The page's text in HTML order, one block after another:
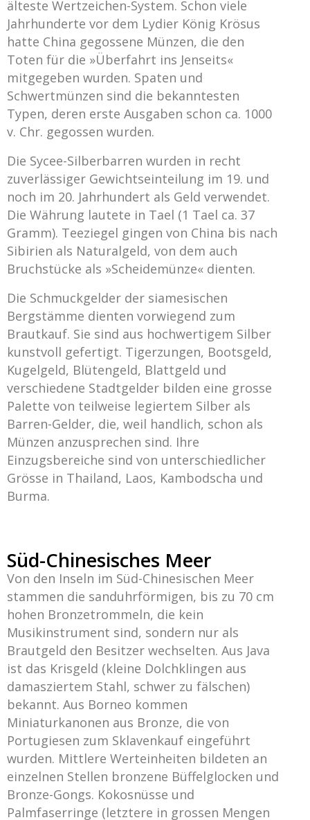
älteste Wertzeichen-System. Schon viele
Jahrhunderte vor dem Lydier König Krösus
hatte China gegossene Münzen, die den
Toten für die »Überfahrt ins Jenseits«
mitgegeben wurden. Spaten und
Schwertmünzen sind die bekanntesten
Typen, deren erste Ausgaben schon ca. 1000
v. Chr. gegossen wurden.
Die Sycee-Silberbarren wurden in recht
zuverlässiger Gewichtseinteilung im 19. und
noch im 20. Jahrhundert als Geld verwendet.
Die Währung lautete in Tael (1 Tael ca. 37
Gramm). Teeziegel gingen von China bis nach
Sibirien als Naturalgeld, von dem auch
Bruchstücke als »Scheidemünze« dienten.
Die Schmuckgelder der siamesischen
Bergstämme dienten vorwiegend zum
Brautkauf. Sie sind aus hochwertigem Silber
kunstvoll gefertigt. Tigerzungen, Bootsgeld,
Kugelgeld, Blütengeld, Blattgeld und
verschiedene Stadtgelder bilden eine grosse
Palette von teilweise legiertem Silber als
Barren-Gelder, die, weil handlich, schon als
Münzen anzusprechen sind. Ihre
Einzugsbereiche sind von unterschiedlicher
Grösse in Thailand, Laos, Kambodscha und
Burma.
Süd-Chinesisches Meer
Von den Inseln im Süd-Chinesischen Meer
stammen die sanduhrförmigen, bis zu 70 cm
hohen Bronzetrommeln, die kein
Musikinstrument sind, sondern nur als
Brautgeld den Besitzer wechselten. Aus Java
ist das Krisgeld (kleine Dolchklingen aus
damasziertem Stahl, schwer zu fälschen)
bekannt. Aus Borneo kommen
Miniaturkanonen aus Bronze, die von
Portugiesen zum Sklavenkauf eingeführt
wurden. Mittlere Werteinheiten bildeten an
einzelnen Stellen bronzene Büffelglocken und
Bronze-Gongs. Kokosnüsse und
Palmfaserringe (letztere in grossen Mengen